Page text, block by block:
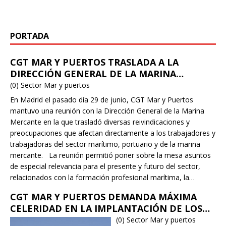
PORTADA
CGT MAR Y PUERTOS TRASLADA A LA
DIRECCIÓN GENERAL DE LA MARINA
MERCANTE LAS PRINCIPALES
REIVINDICACIONES DEL SECTOR MARÍTIMO Y
TRÁFICO INTERIOR NACIONAL TALES COMO
ATRIBUCIONES PROFESIONALES, SEGURIDAD
A BORDO 2ª REGISTRO CANARIO,
DIFICULTAD PARA REALIZAR DIAS DE MAR O
BUCEO PROFESIONAL
(0) Sector Mar y puertos
En Madrid el pasado día 29 de junio, CGT Mar y Puertos
mantuvo una reunión con la Dirección General de la Marina
Mercante en la que trasladó diversas reivindicaciones y
preocupaciones que afectan directamente a los trabajadores y
trabajadoras del sector marítimo, portuario y de la marina
mercante. La reunión permitió poner sobre la mesa asuntos
de especial relevancia para el presente y futuro del sector,
relacionados con la formación profesional marítima, la
defensa de la bandera española y la necesidad de garantizar
una actividad marítima segura y con derechos. Uno de los
puntos tratados fue la situación de los certificados de cursos y
CGT MAR Y PUERTOS DEMANDA MÁXIMA
CELERIDAD EN LA IMPLANTACIÓN DE LOS
NUEVOS PLIEGOS DE REMOLQUE DEL
(0) Sector Mar y puertos